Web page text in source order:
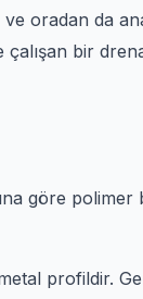
oradan da
bir
göre
profildir.